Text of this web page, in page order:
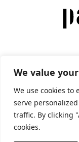
We value
We use cookies to
serve
traffic. By clicking
cookies.